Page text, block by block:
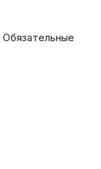
Обязательные